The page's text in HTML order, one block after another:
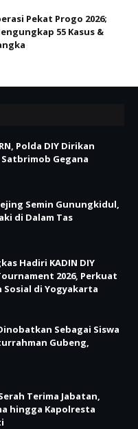
Pekat Progo 2026;
55 Kasus &
Polda DIY Dirikan
Gegana
Semin Gunungkidul,
di Dalam Tas
Hadiri KADIN DIY
2026, Perkuat
Sosial di Yogyakarta
Sebagai Siswa
Gubeng,
Terima Jabatan,
hingga Kapolresta